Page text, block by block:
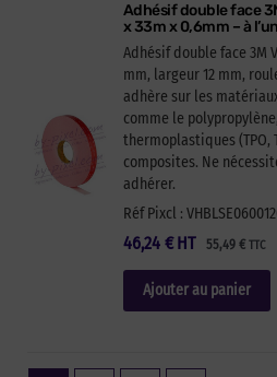
Adhésif double face
x 33m x 0,6mm – à
Adhésif double face 3M
mm, largeur 12 mm,
adhère sur les
comme le
thermoplastiques (TPO,
composites. Ne
adhérer.
Réf Pixcl :
46,24 € 55,49 €TTC
HT
Ajouter au panier